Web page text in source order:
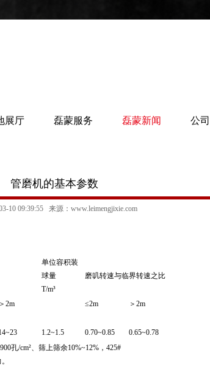
展厅 磊蒙服务 磊蒙新闻 公
管磨机的基本参数
10 09:39:55 来源：www.leimengjixie.com
单位容积装
球量
T/m³
磨叽转速与临界转速之比
＞2m ≤2m
＞2m
1.2~1.5 0.70~0.85 0.65~0.78
孔/cm²、筛上筛余10%~12%，425#